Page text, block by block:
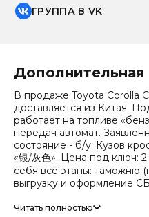
ГРУППА В VK
В продаже Toyota Corolla
доставляется из Китая.
работает на топливе
передач автомат.
состояние - б/у. Кузов
«银/灰色». Цена под ключ:
себя все этапы: таможню
выгрузку и оформление
Цена зависит от курса
Читать полностью